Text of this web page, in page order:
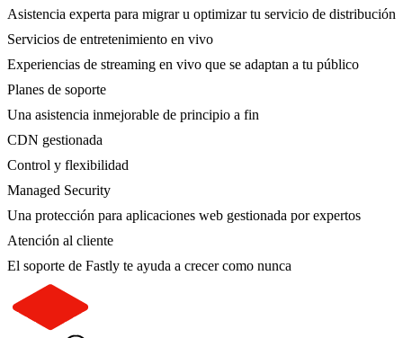
Asistencia experta para migrar u optimizar tu servicio de distribución
Servicios de entretenimiento en vivo
Experiencias de streaming en vivo que se adaptan a tu público
Planes de soporte
Una asistencia inmejorable de principio a fin
CDN gestionada
Control y flexibilidad
Managed Security
Una protección para aplicaciones web gestionada por expertos
Atención al cliente
El soporte de Fastly te ayuda a crecer como nunca